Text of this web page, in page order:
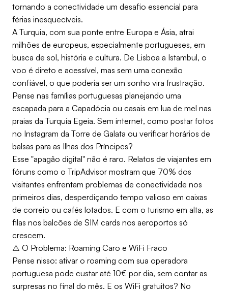
tornando a conectividade um desafio essencial para
férias inesquecíveis.
A Turquia, com sua ponte entre Europa e Ásia, atrai
milhões de europeus, especialmente portugueses, em
busca de sol, história e cultura. De Lisboa a Istambul, o
voo é direto e acessível, mas sem uma conexão
confiável, o que poderia ser um sonho vira frustração.
Pense nas famílias portuguesas planejando uma
escapada para a Capadócia ou casais em lua de mel nas
praias da Turquia Egeia. Sem internet, como postar fotos
no Instagram da Torre de Galata ou verificar horários de
balsas para as Ilhas dos Príncipes?
Esse "apagão digital" não é raro. Relatos de viajantes em
fóruns como o TripAdvisor mostram que 70% dos
visitantes enfrentam problemas de conectividade nos
primeiros dias, desperdiçando tempo valioso em caixas
de correio ou cafés lotados. E com o turismo em alta, as
filas nos balcões de SIM cards nos aeroportos só
crescem.
⚠️ O Problema: Roaming Caro e WiFi Fraco
Pense nisso: ativar o roaming com sua operadora
portuguesa pode custar até 10€ por dia, sem contar as
surpresas no final do mês. E os WiFi gratuitos? No